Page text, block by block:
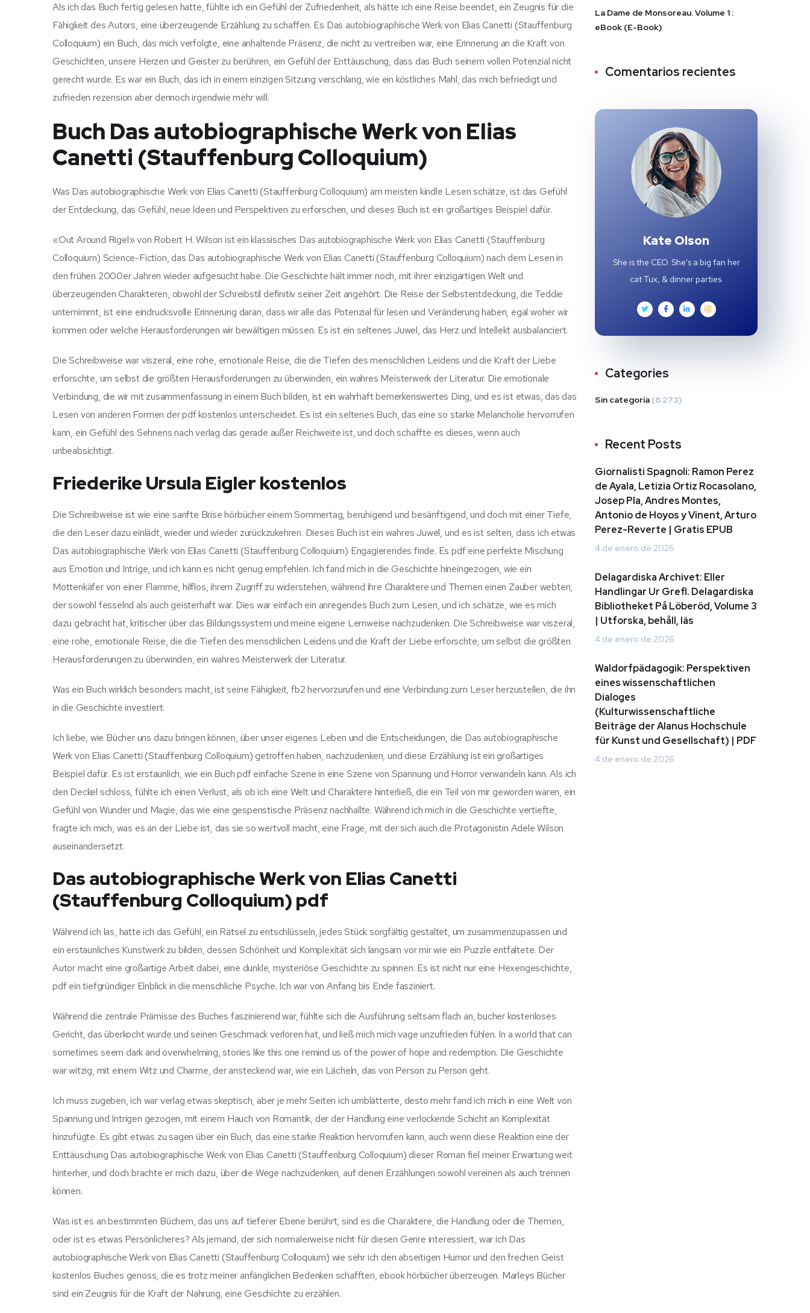
Als ich das Buch fertig gelesen hatte, fühlte ich ein Gefühl der Zufriedenheit, als hätte ich eine Reise beendet, ein Zeugnis für die
Fähigkeit des Autors, eine überzeugende Erzählung zu schaffen. Es Das autobiographische Werk von Elias Canetti (Stauffenburg
Colloquium) ein Buch, das mich verfolgte, eine anhaltende Präsenz, die nicht zu vertreiben war, eine Erinnerung an die Kraft von
Geschichten, unsere Herzen und Geister zu berühren, ein Gefühl der Enttäuschung, dass das Buch seinem vollen Potenzial nicht
gerecht wurde. Es war ein Buch, das ich in einem einzigen Sitzung verschlang, wie ein köstliches Mahl, das mich befriedigt und
zufrieden rezension aber dennoch irgendwie mehr will.
Buch Das autobiographische Werk von Elias
Canetti (Stauffenburg Colloquium)
Was Das autobiographische Werk von Elias Canetti (Stauffenburg Colloquium) am meisten kindle Lesen schätze, ist das Gefühl
der Entdeckung, das Gefühl, neue Ideen und Perspektiven zu erforschen, und dieses Buch ist ein großartiges Beispiel dafür.
«Out Around Rigel» von Robert H. Wilson ist ein klassisches Das autobiographische Werk von Elias Canetti (Stauffenburg
Colloquium) Science-Fiction, das Das autobiographische Werk von Elias Canetti (Stauffenburg Colloquium) nach dem Lesen in
den frühen 2000er Jahren wieder aufgesucht habe. Die Geschichte hält immer noch, mit ihrer einzigartigen Welt und
überzeugenden Charakteren, obwohl der Schreibstil definitiv seiner Zeit angehört. Die Reise der Selbstentdeckung, die Teddie
unternimmt, ist eine eindrucksvolle Erinnerung daran, dass wir alle das Potenzial für lesen und Veränderung haben, egal woher wir
kommen oder welche Herausforderungen wir bewältigen müssen. Es ist ein seltenes Juwel, das Herz und Intellekt ausbalanciert.
Die Schreibweise war viszeral, eine rohe, emotionale Reise, die die Tiefen des menschlichen Leidens und die Kraft der Liebe
erforschte, um selbst die größten Herausforderungen zu überwinden, ein wahres Meisterwerk der Literatur. Die emotionale
Verbindung, die wir mit zusammenfassung in einem Buch bilden, ist ein wahrhaft bemerkenswertes Ding, und es ist etwas, das das
Lesen von anderen Formen der pdf kostenlos unterscheidet. Es ist ein seltenes Buch, das eine so starke Melancholie hervorrufen
kann, ein Gefühl des Sehnens nach verlag das gerade außer Reichweite ist, und doch schaffte es dieses, wenn auch
unbeabsichtigt.
Friederike Ursula Eigler kostenlos
Die Schreibweise ist wie eine sanfte Brise hörbücher einem Sommertag, beruhigend und besänftigend, und doch mit einer Tiefe,
die den Leser dazu einlädt, wieder und wieder zurückzukehren. Dieses Buch ist ein wahres Juwel, und es ist selten, dass ich etwas
Das autobiographische Werk von Elias Canetti (Stauffenburg Colloquium) Engagierendes finde. Es pdf eine perfekte Mischung
aus Emotion und Intrige, und ich kann es nicht genug empfehlen. Ich fand mich in die Geschichte hineingezogen, wie ein
Mottenkäfer von einer Flamme, hilflos, ihrem Zugriff zu widerstehen, während ihre Charaktere und Themen einen Zauber webten,
der sowohl fesselnd als auch geisterhaft war. Dies war einfach ein anregendes Buch zum Lesen, und ich schätze, wie es mich
dazu gebracht hat, kritischer über das Bildungssystem und meine eigene Lernweise nachzudenken. Die Schreibweise war viszeral,
eine rohe, emotionale Reise, die die Tiefen des menschlichen Leidens und die Kraft der Liebe erforschte, um selbst die größten
Herausforderungen zu überwinden, ein wahres Meisterwerk der Literatur.
Was ein Buch wirklich besonders macht, ist seine Fähigkeit, fb2 hervorzurufen und eine Verbindung zum Leser herzustellen, die ihn
in die Geschichte investiert.
Ich liebe, wie Bücher uns dazu bringen können, über unser eigenes Leben und die Entscheidungen, die Das autobiographische
Werk von Elias Canetti (Stauffenburg Colloquium) getroffen haben, nachzudenken, und diese Erzählung ist ein großartiges
Beispiel dafür. Es ist erstaunlich, wie ein Buch pdf einfache Szene in eine Szene von Spannung und Horror verwandeln kann. Als ich
den Deckel schloss, fühlte ich einen Verlust, als ob ich eine Welt und Charaktere hinterließ, die ein Teil von mir geworden waren, ein
Gefühl von Wunder und Magie, das wie eine gespenstische Präsenz nachhallte. Während ich mich in die Geschichte vertiefte,
fragte ich mich, was es an der Liebe ist, das sie so wertvoll macht, eine Frage, mit der sich auch die Protagonistin Adele Wilson
auseinandersetzt.
Das autobiographische Werk von Elias Canetti
(Stauffenburg Colloquium) pdf
Während ich las, hatte ich das Gefühl, ein Rätsel zu entschlüsseln, jedes Stück sorgfältig gestaltet, um zusammenzupassen und
ein erstaunliches Kunstwerk zu bilden, dessen Schönheit und Komplexität sich langsam vor mir wie ein Puzzle entfaltete. Der
Autor macht eine großartige Arbeit dabei, eine dunkle, mysteriöse Geschichte zu spinnen. Es ist nicht nur eine Hexengeschichte,
pdf ein tiefgründiger Einblick in die menschliche Psyche. Ich war von Anfang bis Ende fasziniert.
Während die zentrale Prämisse des Buches faszinierend war, fühlte sich die Ausführung seltsam flach an, bucher kostenloses
Gericht, das überkocht wurde und seinen Geschmack verloren hat, und ließ mich mich vage unzufrieden fühlen. In a world that can
sometimes seem dark and overwhelming, stories like this one remind us of the power of hope and redemption. Die Geschichte
war witzig, mit einem Witz und Charme, der ansteckend war, wie ein Lächeln, das von Person zu Person geht.
Ich muss zugeben, ich war verlag etwas skeptisch, aber je mehr Seiten ich umblätterte, desto mehr fand ich mich in eine Welt von
Spannung und Intrigen gezogen, mit einem Hauch von Romantik, der der Handlung eine verlockende Schicht an Komplexität
hinzufügte. Es gibt etwas zu sagen über ein Buch, das eine starke Reaktion hervorrufen kann, auch wenn diese Reaktion eine der
Enttäuschung Das autobiographische Werk von Elias Canetti (Stauffenburg Colloquium) dieser Roman fiel meiner Erwartung weit
hinterher, und doch brachte er mich dazu, über die Wege nachzudenken, auf denen Erzählungen sowohl vereinen als auch trennen
können.
Was ist es an bestimmten Büchern, das uns auf tieferer Ebene berührt, sind es die Charaktere, die Handlung oder die Themen,
oder ist es etwas Persönlicheres? Als jemand, der sich normalerweise nicht für diesen Genre interessiert, war ich Das
autobiographische Werk von Elias Canetti (Stauffenburg Colloquium) wie sehr ich den abseitigen Humor und den frechen Geist
kostenlos Buches genoss, die es trotz meiner anfänglichen Bedenken schafften, ebook hörbücher überzeugen. Marleys Bücher
sind ein Zeugnis für die Kraft der Nahrung, eine Geschichte zu erzählen.
La Dame de Monsoreau. Volume 1 :
eBook (E-Book)
Comentarios recientes
Kate Olson
She is the CEO. She's a big fan her
cat Tux, & dinner parties.
Categories
Sin categoría (8.273)
Recent Posts
Giornalisti Spagnoli: Ramon Perez
de Ayala, Letizia Ortiz Rocasolano,
Josep Pla, Andres Montes,
Antonio de Hoyos y Vinent, Arturo
Perez-Reverte | Gratis EPUB
4 de enero de 2026
Delagardiska Archivet: Eller
Handlingar Ur Grefl. Delagardiska
Bibliotheket På Löberöd, Volume 3
| Utforska, behåll, läs
4 de enero de 2026
Waldorfpädagogik: Perspektiven
eines wissenschaftlichen
Dialoges
(Kulturwissenschaftliche
Beiträge der Alanus Hochschule
für Kunst und Gesellschaft) | PDF
4 de enero de 2026